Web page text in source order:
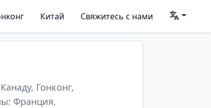
Китай Свяжитесь с нами
Гонконг,
Франция,